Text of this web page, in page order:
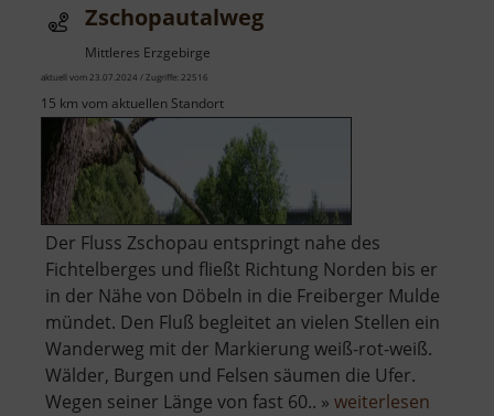
Zschopautalweg
Mittleres Erzgebirge
aktuell vom 23.07.2024 / Zugriffe: 22516
15 km vom aktuellen Standort
Der Fluss Zschopau entspringt nahe des
Fichtelberges und fließt Richtung Norden bis er
in der Nähe von Döbeln in die Freiberger Mulde
mündet. Den Fluß begleitet an vielen Stellen ein
Wanderweg mit der Markierung weiß-rot-weiß.
Wälder, Burgen und Felsen säumen die Ufer.
Wegen seiner Länge von fast 60.. » weiterlesen